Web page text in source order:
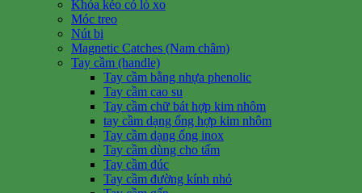
Khóa kéo có lò xo
Móc treo
Nút bi
Magnetic Catches (Nam châm)
Tay cầm (handle)
Tay cầm bằng nhựa phenolic
Tay cầm cao su
Tay cầm chữ bát hợp kim nhôm
tay cầm dạng ống hợp kim nhôm
Tay cầm dạng ống inox
Tay cầm dùng cho tấm
Tay cầm đúc
Tay cầm đường kính nhỏ